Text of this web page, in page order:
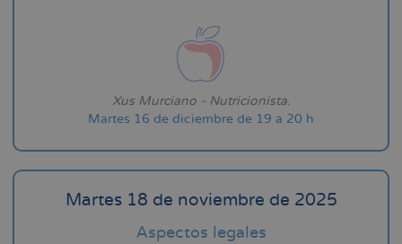
Xus Murciano - Nutricionista.
Martes 16 de diciembre de 19 a 20 h
Martes 18 de noviembre de 2025
Aspectos legales